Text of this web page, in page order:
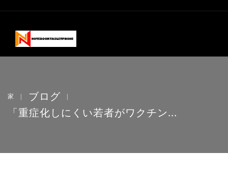
家 | ブログ |
「重症化しにくい若者がワクチン...